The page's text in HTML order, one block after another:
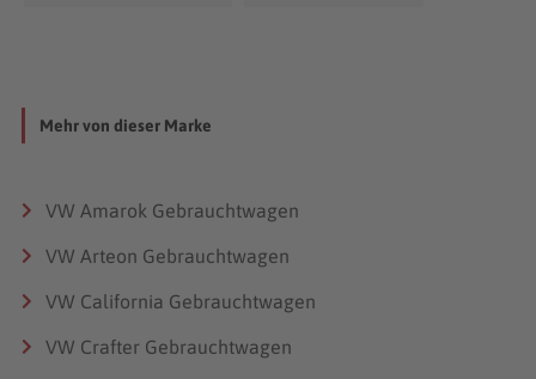
Mehr von dieser Marke
VW Amarok Gebrauchtwagen
VW Arteon Gebrauchtwagen
VW California Gebrauchtwagen
VW Crafter Gebrauchtwagen